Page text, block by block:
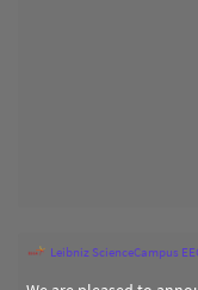
Leibniz ScienceCampus